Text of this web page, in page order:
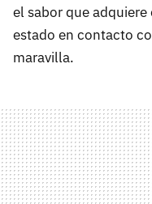
el sabor que
estado en contacto
maravilla.